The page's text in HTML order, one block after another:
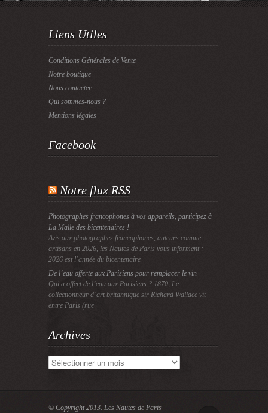
Liens Utiles
Conditions Générales de Vente
Notre boutique
Nous contacter
Qui sommes-nous ?
Mentions légales
Facebook
Notre flux RSS
Photographes francophones à vos appareils, participez à
La Malle des bicentenaires !
Avis aux photographes francophones, auteurs comme
artisans en 2026, les Nautes de Paris vous informent :
2026 est l’année du bicentenaire
De l’eau offerte aux Parisiens pour remplacer le vin
Qui a offert de l’eau aux Parisiens ? 1870, Le
collectionneur d’art britannique sir Richard Wallace vit
entre Paris (rue
Archives
Archives
© Copyright 2013. Les Nautes de Paris